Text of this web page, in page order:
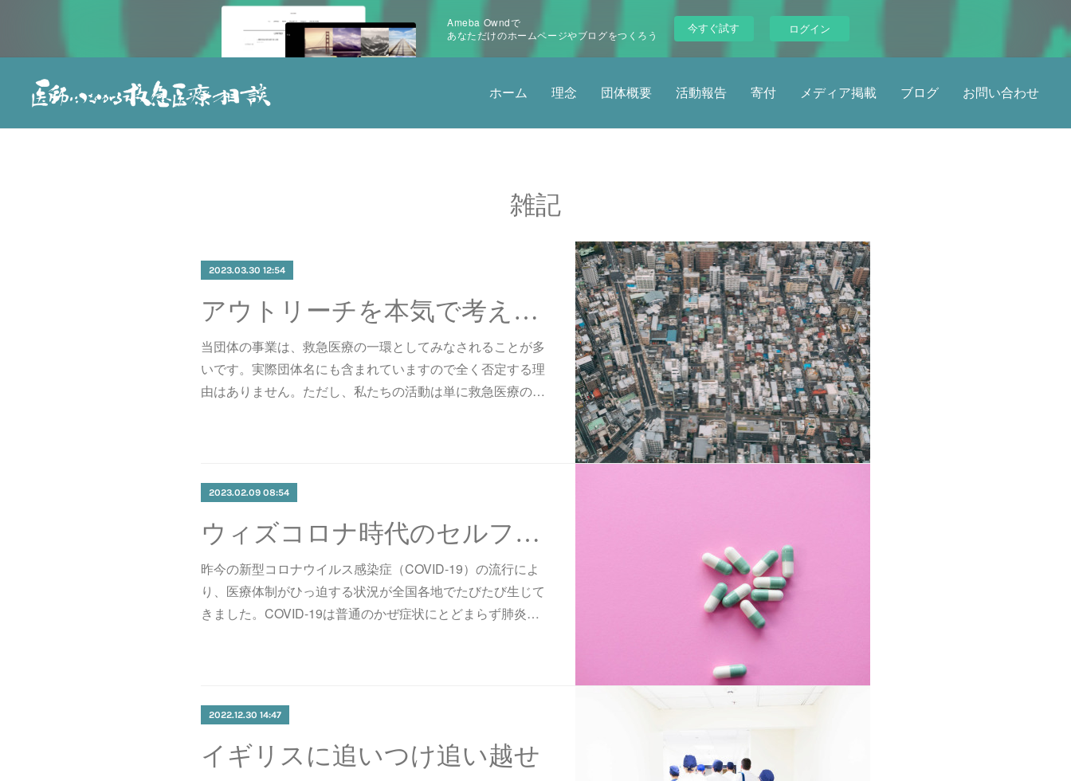
Ameba Owndで
あなただけのホームページやブログをつくろう
今すぐ試す ログイン
ホーム 理念 団体概要 活動報告 寄付 メディア掲載 ブログ お問い合わせ
雑記
2023.03.30 12:54
アウトリーチを本気で考えてみる ～まちづくりを見据えて～
当団体の事業は、救急医療の一環としてみなされることが多
いです。実際団体名にも含まれていますので全く否定する理
由はありません。ただし、私たちの活動は単に救急医療の…
2023.02.09 08:54
ウィズコロナ時代のセルフケア
昨今の新型コロナウイルス感染症（COVID-19）の流行によ
り、医療体制がひっ迫する状況が全国各地でたびたび生じて
きました。COVID-19は普通のかぜ症状にとどまらず肺炎…
2022.12.30 14:47
イギリスに追いつけ追い越せ